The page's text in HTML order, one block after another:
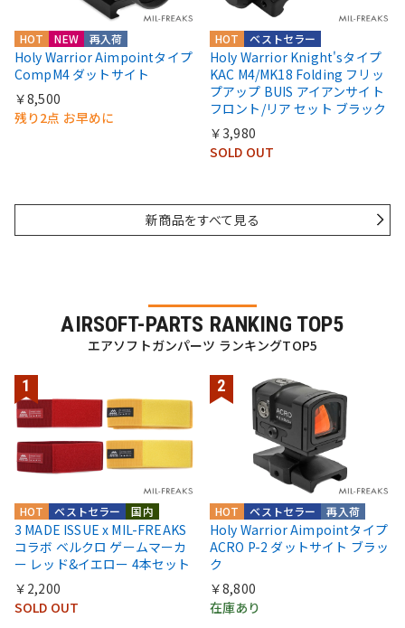
HOT NEW 再入荷
Holy Warrior Aimpointタイプ
CompM4 ダットサイト
￥8,500
残り2点 お早めに
HOT ベストセラー
Holy Warrior Knight'sタイプ
KAC M4/MK18 Folding フリッ
プアップ BUIS アイアンサイト
フロント/リア セット ブラック
￥3,980
SOLD OUT
新商品をすべて見る
AIRSOFT-PARTS RANKING TOP5
エアソフトガンパーツ ランキングTOP5
国内
ベストセラー
HOT
3 MADE ISSUE x MIL-FREAKS
コラボ ベルクロ ゲームマーカ
ー レッド&イエロー 4本セット
￥2,200
SOLD OUT
再入荷
ベストセラー
HOT
Holy Warrior Aimpointタイプ
ACRO P-2 ダットサイト ブラッ
ク
￥8,800
在庫あり